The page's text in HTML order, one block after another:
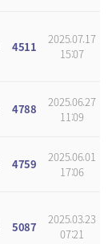
4511
2025.07.17
15:07
4788
2025.06.27
11:09
4759
2025.06.01
17:06
5087
2025.03.23
07:21